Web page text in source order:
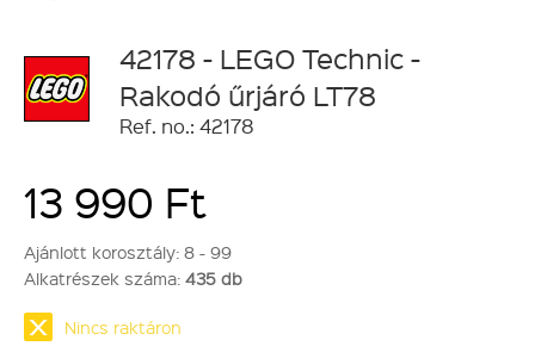
42178 - LEGO Technic -
Rakodó űrjáró LT78
Ref. no.: 42178
13 990 Ft
Ajánlott korosztály: 8 - 99
Alkatrészek száma: 435 db
Nincs raktáron